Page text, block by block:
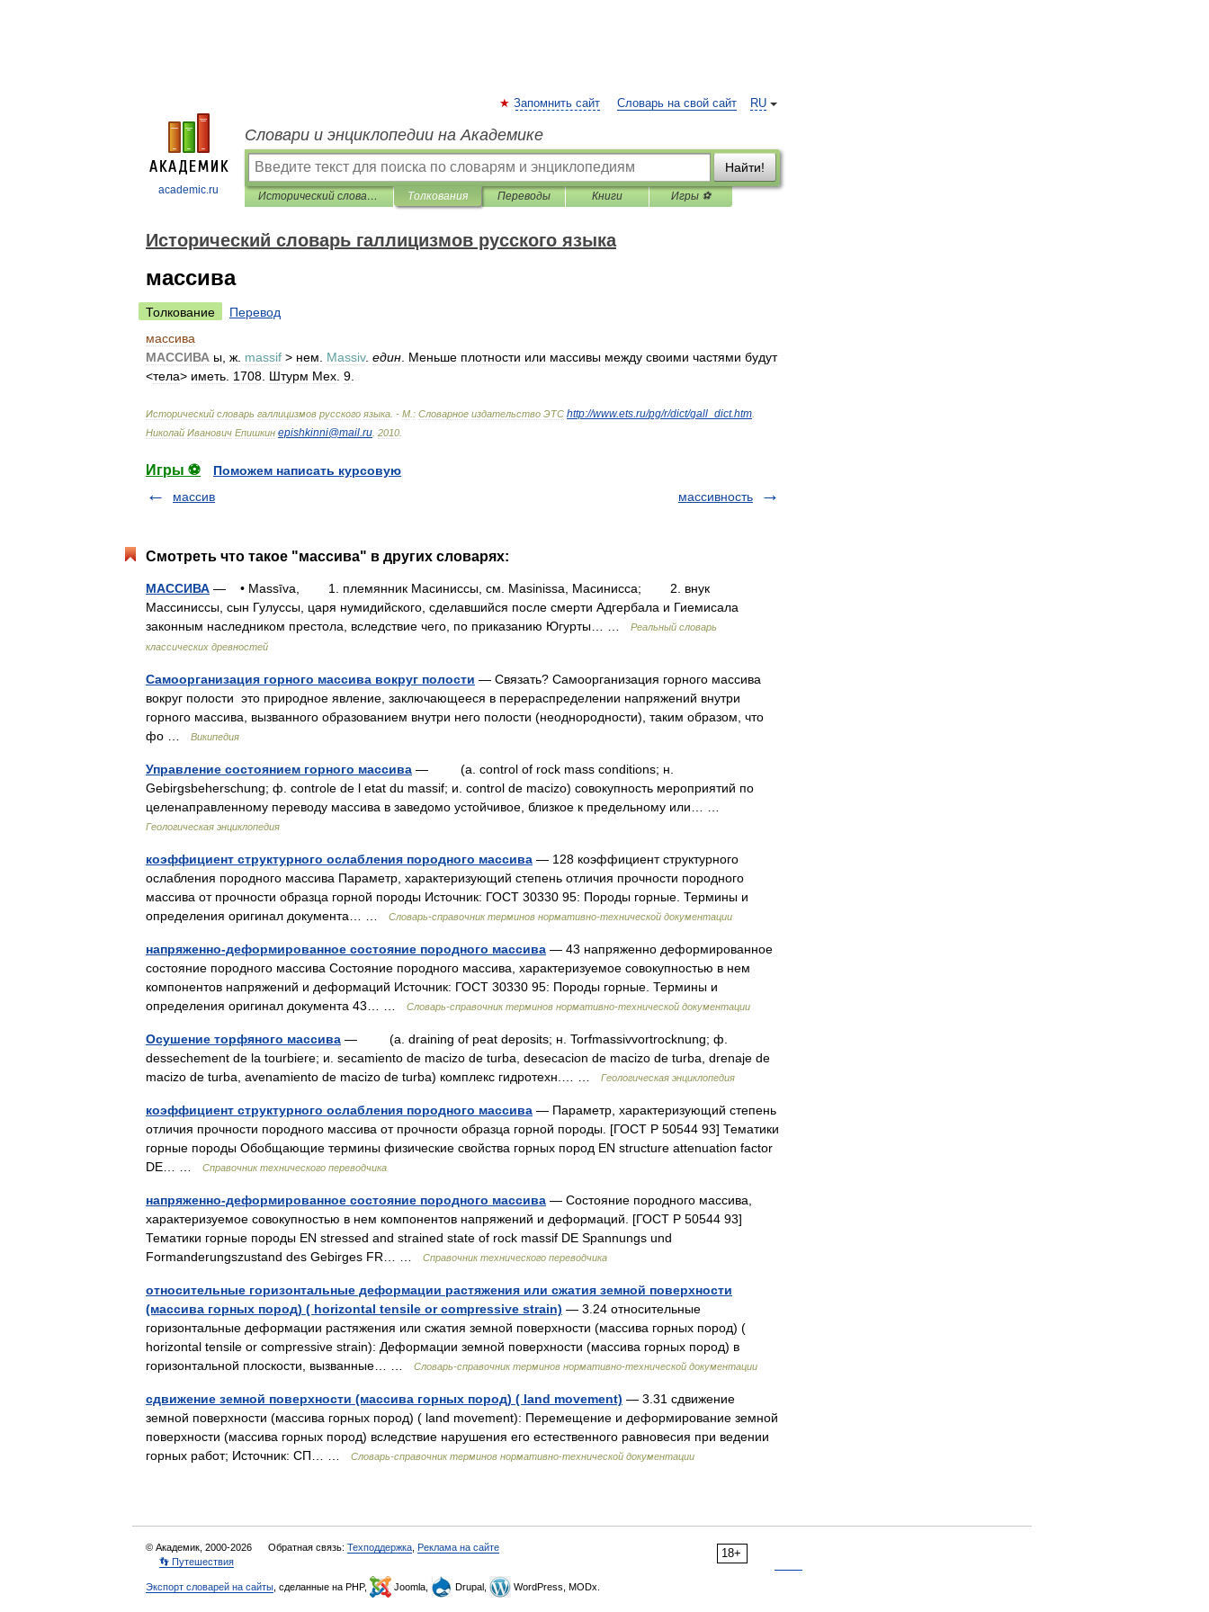
academic.ru
RU
Запомнить сайт Словарь на свой сайт
Словари и энциклопедии на Академике
Найти!
Исторический словарь галлицизмов русского языка Толкования Переводы Книги Игры ⚽
Исторический словарь галлицизмов русского языка
массива
Толкование
Перевод
массива
МАССИВА ы ж massif > нем Massiv. един Меньше плотности или массивы между своими частями будут
<тела> иметь 1708 Штурм Мех 9
Исторический словарь галлицизмов русского языка . - М : Словарное издательство ЭТС http://www.ets.ru/pg/r/dict/gall dict.htm
Николай Иванович Епишкин epishkinni@mail.ru 2010
Игры ⚽
Поможем написать курсовую
массив
массивность
Смотреть что такое "массива" в других словарях:
МАССИВА — • Massīva, 1. племянник Масиниссы, см. Masinissa, Масинисса; 2. внук
Массиниссы, сын Гулуссы, царя нумидийского, сделавшийся после смерти Адгербала и Гиемисала
законным наследником престола, вследствие чего, по приказанию Югурты… …
Реальный словарь
классических древностей
Самоорганизация горного массива вокруг полости — Связать? Самоорганизация горного массива
вокруг полости это природное явление, заключающееся в перераспределении напряжений внутри
горного массива, вызванного образованием внутри него полости (неоднородности), таким образом, что
фо …
Википедия
Управление состоянием горного массива — (a. control of rock mass conditions; н.
Gebirgsbeherschung; ф. controle de l etat du massif; и. control de macizo) совокупность мероприятий по
целенаправленному переводу массива в заведомо устойчивое, близкое к предельному или… …
Геологическая энциклопедия
коэффициент структурного ослабления породного массива — 128 коэффициент структурного
ослабления породного массива Параметр, характеризующий степень отличия прочности породного
массива от прочности образца горной породы Источник: ГОСТ 30330 95: Породы горные. Термины и
определения оригинал документа… …
Словарь-справочник терминов нормативно-технической документации
напряженно-деформированное состояние породного массива — 43 напряженно деформированное
состояние породного массива Состояние породного массива, характеризуемое совокупностью в нем
компонентов напряжений и деформаций Источник: ГОСТ 30330 95: Породы горные. Термины и
определения оригинал документа 43… …
Словарь-справочник терминов нормативно-технической документации
Осушение торфяного массива — (a. draining of peat deposits; н. Torfmassivvortrocknung; ф.
dessechement de la tourbiere; и. secamiento de macizo de turba, desecacion de macizo de turba, drenaje de
macizo de turba, avenamiento de macizo de turba) комплекс гидротехн.… …
Геологическая энциклопедия
коэффициент структурного ослабления породного массива — Параметр, характеризующий степень
отличия прочности породного массива от прочности образца горной породы. [ГОСТ Р 50544 93] Тематики
горные породы Обобщающие термины физические свойства горных пород EN structure attenuation factor
DE… …
Справочник технического переводчика
напряженно-деформированное состояние породного массива — Состояние породного массива,
характеризуемое совокупностью в нем компонентов напряжений и деформаций. [ГОСТ Р 50544 93]
Тематики горные породы EN stressed and strained state of rock massif DE Spannungs und
Formanderungszustand des Gebirges FR… …
Справочник технического переводчика
относительные горизонтальные деформации растяжения или сжатия земной поверхности
(массива горных пород) ( horizontal tensile or compressive strain) — 3.24 относительные
горизонтальные деформации растяжения или сжатия земной поверхности (массива горных пород) (
horizontal tensile or compressive strain): Деформации земной поверхности (массива горных пород) в
горизонтальной плоскости, вызванные… …
Словарь-справочник терминов нормативно-технической документации
сдвижение земной поверхности (массива горных пород) ( land movement) — 3.31 сдвижение
земной поверхности (массива горных пород) ( land movement): Перемещение и деформирование земной
поверхности (массива горных пород) вследствие нарушения его естественного равновесия при ведении
горных работ; Источник: СП… …
Словарь-справочник терминов нормативно-технической документации
18+
© Академик, 2000-2026 Обратная связь: Техподдержка Реклама на сайте
👣 Путешествия
Экспорт словарей на сайты , сделанные на PHP, Joomla, Drupal, WordPress, MODx.